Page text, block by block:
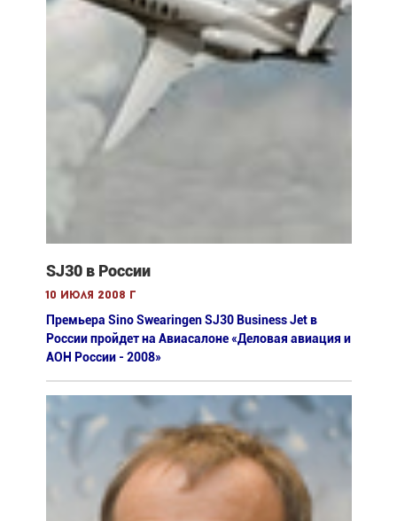
SJ30 в России
10 июля 2008 г
Премьера Sino Swearingen SJ30 Business Jet в
России пройдет на Авиасалоне «Деловая авиация и
АОН России - 2008»